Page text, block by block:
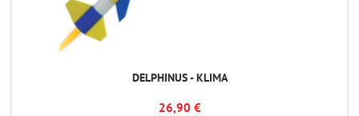
DELPHINUS - KLIMA
26,90 €